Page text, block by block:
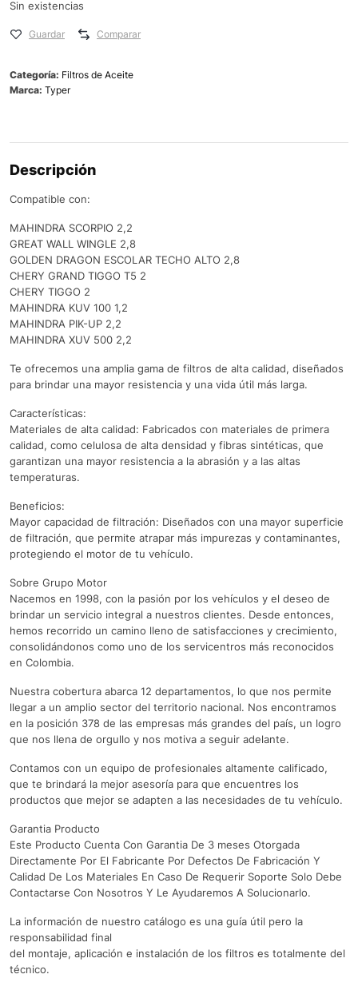
Sin existencias
Guardar Comparar
Categoría: Filtros de Aceite
Marca: Typer
Descripción
Compatible con:
MAHINDRA SCORPIO 2,2
GREAT WALL WINGLE 2,8
GOLDEN DRAGON ESCOLAR TECHO ALTO 2,8
CHERY GRAND TIGGO T5 2
CHERY TIGGO 2
MAHINDRA KUV 100 1,2
MAHINDRA PIK-UP 2,2
MAHINDRA XUV 500 2,2
Te ofrecemos una amplia gama de filtros de alta calidad, diseñados
para brindar una mayor resistencia y una vida útil más larga.
Características:
Materiales de alta calidad: Fabricados con materiales de primera
calidad, como celulosa de alta densidad y fibras sintéticas, que
garantizan una mayor resistencia a la abrasión y a las altas
temperaturas.
Beneficios:
Mayor capacidad de filtración: Diseñados con una mayor superficie
de filtración, que permite atrapar más impurezas y contaminantes,
protegiendo el motor de tu vehículo.
Sobre Grupo Motor
Nacemos en 1998, con la pasión por los vehículos y el deseo de
brindar un servicio integral a nuestros clientes. Desde entonces,
hemos recorrido un camino lleno de satisfacciones y crecimiento,
consolidándonos como uno de los servicentros más reconocidos
en Colombia.
Nuestra cobertura abarca 12 departamentos, lo que nos permite
llegar a un amplio sector del territorio nacional. Nos encontramos
en la posición 378 de las empresas más grandes del país, un logro
que nos llena de orgullo y nos motiva a seguir adelante.
Contamos con un equipo de profesionales altamente calificado,
que te brindará la mejor asesoría para que encuentres los
productos que mejor se adapten a las necesidades de tu vehículo.
Garantia Producto
Este Producto Cuenta Con Garantia De 3 meses Otorgada
Directamente Por El Fabricante Por Defectos De Fabricación Y
Calidad De Los Materiales En Caso De Requerir Soporte Solo Debe
Contactarse Con Nosotros Y Le Ayudaremos A Solucionarlo.
La información de nuestro catálogo es una guía útil pero la
responsabilidad final
del montaje, aplicación e instalación de los filtros es totalmente del
técnico.